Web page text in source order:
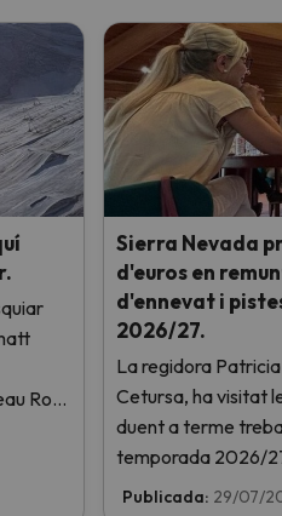
Rosa
Sierra Nevada
d'euros en
d'ennevat i
2026/27.
La regidora
Cetursa, ha visitat
duent a terme
temporada 2026/
milions d'euros en
Publicada: 29/07/